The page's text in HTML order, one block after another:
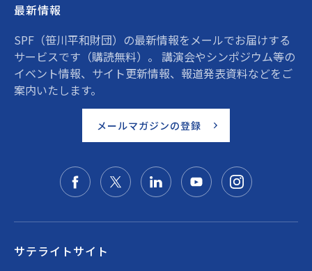
最新情報
SPF（笹川平和財団）の最新情報をメールでお届けする
サービスです（購読無料）。 講演会やシンポジウム等の
イベント情報、サイト更新情報、報道発表資料などをご
案内いたします。
メールマガジンの登録
サテライトサイト